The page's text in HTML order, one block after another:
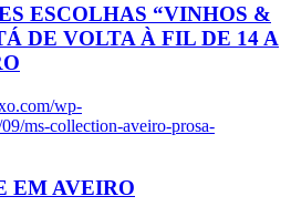
ESCOLHAS “VINHOS &
DE VOLTA À FIL DE 14 A
wp-
ms-collection-aveiro-prosa-
EM AVEIRO